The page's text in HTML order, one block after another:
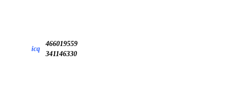
icq
466019559
341146330